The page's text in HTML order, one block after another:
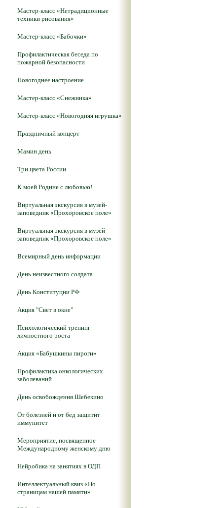
Мастер-класс «Нетрадиционные
техники рисования»
Мастер-класс «Бабочки»
Профилактическая беседа по
пожарной безопасности
Новогоднее настроение
Мастер-класс «Снежинка»
Мастер-класс «Новогодняя игрушка»
Праздничный концерт
Мамин день
Три цвета России
К моей Родине с любовью!
Виртуальная экскурсия в музей-
заповедник «Прохоровское поле»
Виртуальная экскурсия в музей-
заповедник «Прохоровское поле»
Всемирный день информации
День неизвестного солдата
День Конституции РФ
Акция "Свет в окне"
Психологический тренинг
личностного роста
Акция «Бабушкины пироги»
Профилактика онкологических
заболеваний
День освобождения Шебекино
От болезней и от бед защитит
иммунитет
Мероприятие, посвященное
Международному женскому дню
Нейробика на занятиях в ОДП
Интеллектуальный квиз «По
страницам нашей памяти»